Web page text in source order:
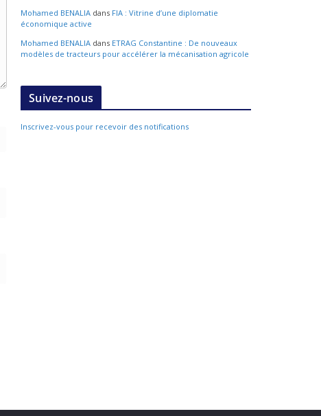
Mohamed BENALIA dans FIA : Vitrine d’une diplomatie
économique active
Mohamed BENALIA dans ETRAG Constantine : De nouveaux
modèles de tracteurs pour accélérer la mécanisation agricole
Suivez-nous
Inscrivez-vous pour recevoir des notifications